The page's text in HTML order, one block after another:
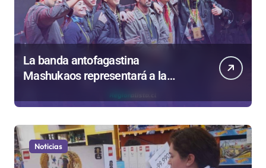
La banda antofagastina
Mashukaos representará a la
de Valparaíso
Noticias